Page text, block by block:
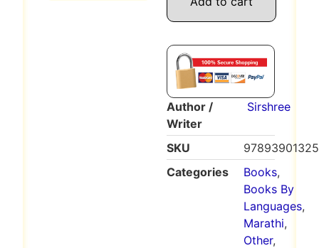
Author /
Writer
Sirshree
SKU
Categories
Books,
Books By
Languages,
Marathi,
Other,